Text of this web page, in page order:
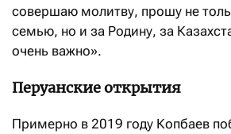
совершаю молитву, прошу не
семью, но и за Родину, за
очень важно».
Перуанские открытия
Примерно в 2019 году Копбаев